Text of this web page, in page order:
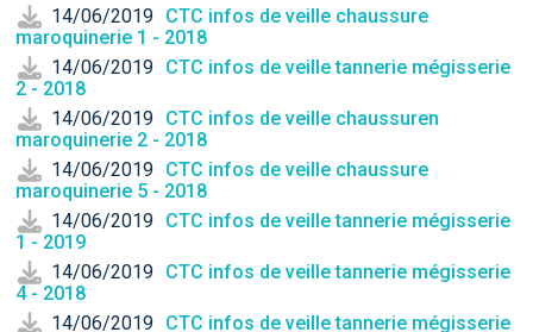
14/06/2019 CTC infos de veille chaussure
maroquinerie 1 - 2018
14/06/2019 CTC infos de veille tannerie mégisserie
2 - 2018
14/06/2019 CTC infos de veille chaussuren
maroquinerie 2 - 2018
14/06/2019 CTC infos de veille chaussure
maroquinerie 5 - 2018
14/06/2019 CTC infos de veille tannerie mégisserie
1 - 2019
14/06/2019 CTC infos de veille tannerie mégisserie
4 - 2018
14/06/2019 CTC infos de veille tannerie mégisserie